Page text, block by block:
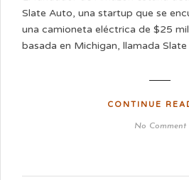
Slate Auto, una startup que se
una camioneta eléctrica de $25
basada en Michigan, llamada
CONTINUE
No Comment